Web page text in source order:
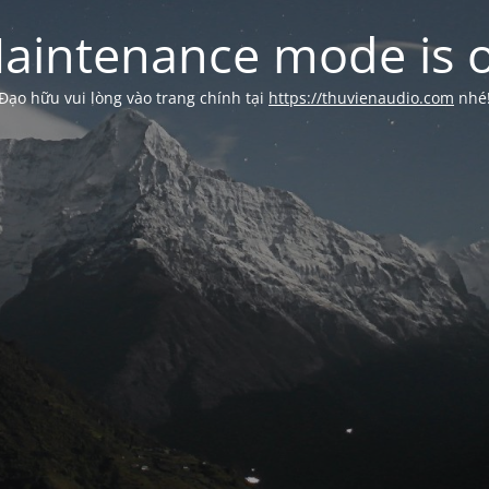
mode is
hữu vui lòng vào trang chính tại https://thuvienaudio.com